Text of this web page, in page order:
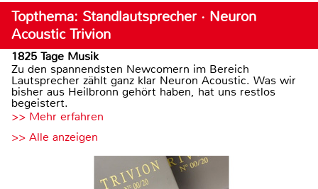
Topthema: Standlautsprecher · Neuron
Acoustic Trivion
1825 Tage Musik
Zu den spannendsten Newcomern im Bereich
Lautsprecher zählt ganz klar Neuron Acoustic. Was wir
bisher aus Heilbronn gehört haben, hat uns restlos
begeistert.
>> Mehr erfahren
>> Alle anzeigen